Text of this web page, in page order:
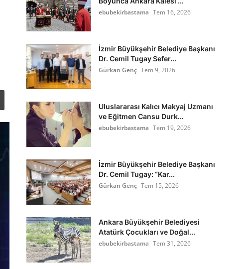
ebubekirbastama Tem 16, 2026
İzmir Büyükşehir Belediye Başkanı
Dr. Cemil Tugay Sefer...
Gürkan Genç Tem 9, 2026
Uluslararası Kalıcı Makyaj Uzmanı
ve Eğitmen Cansu Durk...
ebubekirbastama Tem 19, 2026
İzmir Büyükşehir Belediye Başkanı
Dr. Cemil Tugay: “Kar...
Gürkan Genç Tem 15, 2026
Ankara Büyükşehir Belediyesi
Atatürk Çocukları ve Doğal...
ebubekirbastama Tem 31, 2026